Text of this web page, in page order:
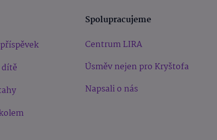
Spolupracujeme
Centrum LIRA
Úsměv nejen pro Kryštofa
Napsali o nás